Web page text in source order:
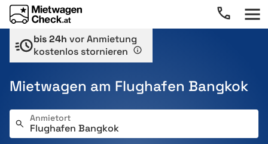
bis 24h vor Anmietung
kostenlos stornieren
Mietwagen am Flughafen Bangkok
Anmietort